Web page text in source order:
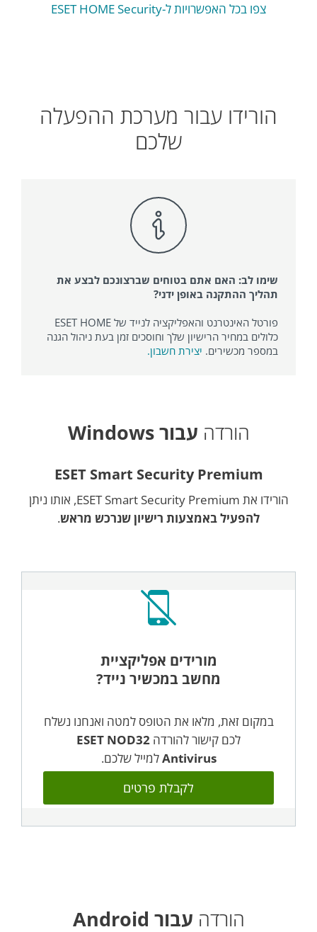
צפו בכל האפשרויות ל-ESET HOME Security
הורידו עבור מערכת ההפעלה
שלכם
שימו לב: האם אתם בטוחים שברצונכם לבצע את
תהליך ההתקנה באופן ידני?
פורטל האינטרנט והאפליקציה לנייד של ESET HOME
כלולים במחיר הרישיון שלך וחוסכים זמן בעת ניהול הגנה
במספר מכשירים. יצירת חשבון.
הורדה עבור Windows
ESET Smart Security Premium
הורידו את ESET Smart Security Premium, אותו ניתן
להפעיל באמצעות רישיון שנרכש מראש.
מורידים אפליקציית
מחשב במכשיר נייד?
במקום זאת, מלאו את הטופס למטה ואנחנו נשלח
לכם קישור להורדה ESET NOD32
Antivirusלמייל שלכם.
לקבלת פרטים
הורדה עבור Android